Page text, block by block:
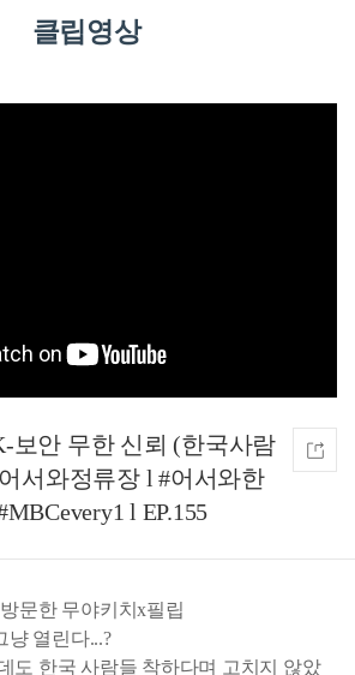
클립영상
보안 무한 신뢰 (한국사람
서와정류장 l #어서와한
l EP.155
문한 무야키치x필립
냥 열린다...?
도 한국 사람들 착하다며 고치지 않았